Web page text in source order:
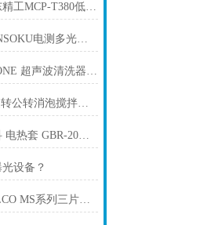
池田屋原装日东精工MCP-T380低电阻率仪产品介绍技术参
池田屋原装DENSOKU电测多光谱光源 LU-100SCV-1产品介绍技术参数
池田屋原装ASONE 超声波清洗器 C1-1628-06产品介绍技术参
精品ARE-310旋转公转消泡搅拌机THINKY新基
池田屋原装大科 电热套 GBR-20产品介绍技术参
设备？
池田屋新品VALCO MS系列三片式全端口螺纹球阀SPC-VAMS25C正式发布